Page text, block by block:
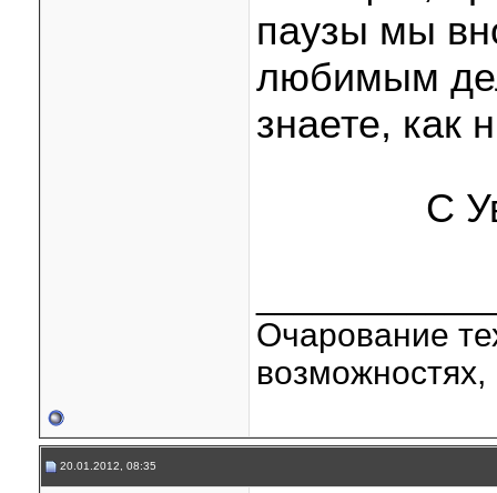
паузы мы
любимым
знаете, как
С
Очарование
возможностях,
20.01.2012, 08:35